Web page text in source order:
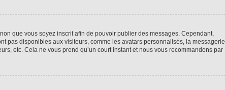
que vous soyez inscrit afin de pouvoir publier des messages. Cependant,
pas disponibles aux visiteurs, comme les avatars personnalisés, la messagerie
etc. Cela ne vous prend qu’un court instant et nous vous recommandons par